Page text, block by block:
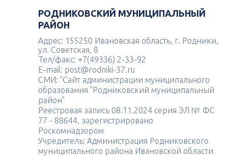
РОДНИКОВСКИЙ МУНИЦИПАЛЬНЫЙ
РАЙОН
Адрес: 155250 Ивановская область, г. Родники,
ул. Советская, 8
Тел/факс: +7(49336) 2-33-92
E-mail: post@rodniki-37.ru
СМИ: "Сайт администрации муниципального
образования "Родниковский муниципальный
район"
Реестровая запись 08.11.2024 серия ЭЛ № ФС
77 - 88644, зарегистрировано
Роскомнадзором
Учредитель: Администрация Родниковского
муниципального района Ивановской области